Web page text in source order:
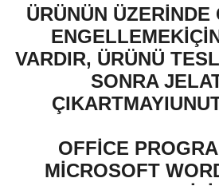
ÜRÜNÜN ÜZERİNDE
VARDIR, ÜRÜNÜ
SONRA
OFFİCE
MİCROSOFT